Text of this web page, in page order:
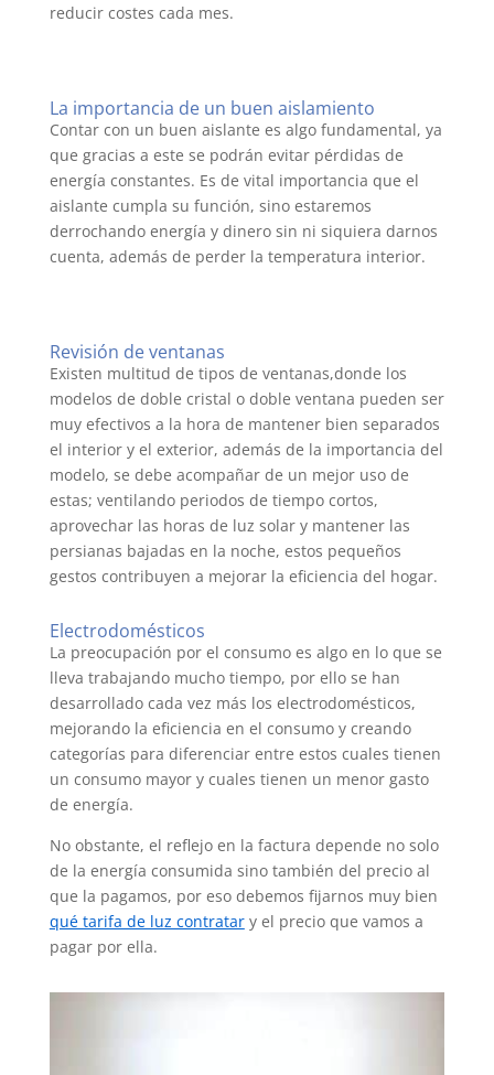
reducir costes cada mes.
La importancia de un buen aislamiento
Contar con un buen aislante es algo fundamental, ya
que gracias a este se podrán evitar pérdidas de
energía constantes. Es de vital importancia que el
aislante cumpla su función, sino estaremos
derrochando energía y dinero sin ni siquiera darnos
cuenta, además de perder la temperatura interior.
Revisión de ventanas
Existen multitud de tipos de ventanas,donde los
modelos de doble cristal o doble ventana pueden ser
muy efectivos a la hora de mantener bien separados
el interior y el exterior, además de la importancia del
modelo, se debe acompañar de un mejor uso de
estas; ventilando periodos de tiempo cortos,
aprovechar las horas de luz solar y mantener las
persianas bajadas en la noche, estos pequeños
gestos contribuyen a mejorar la eficiencia del hogar.
Electrodomésticos
La preocupación por el consumo es algo en lo que se
lleva trabajando mucho tiempo, por ello se han
desarrollado cada vez más los electrodomésticos,
mejorando la eficiencia en el consumo y creando
categorías para diferenciar entre estos cuales tienen
un consumo mayor y cuales tienen un menor gasto
de energía.
No obstante, el reflejo en la factura depende no solo
de la energía consumida sino también del precio al
que la pagamos, por eso debemos fijarnos muy bien
qué tarifa de luz contratary el precio que vamos a
pagar por ella.